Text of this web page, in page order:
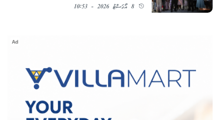
8 އޯގަސްޓު 2026 - 10:53
Ad